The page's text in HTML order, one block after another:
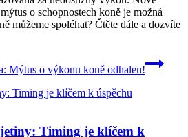
o schopnostech koně je možná
můžeme spoléhat? Čtěte dále a dozvíte
Mýtus o výkonu koně odhalen!
Timing je klíčem k